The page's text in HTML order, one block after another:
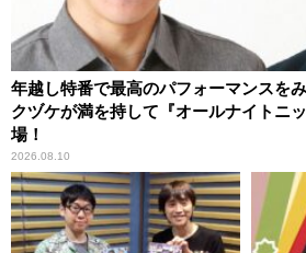
年越し特番で最高のパフォーマンスを
クヅケが満を持して『オールナイトニ
場！
2026.08.10